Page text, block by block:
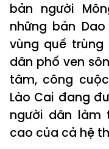
bản người
những bản
vùng quế
dân phố ven
tâm, công
Lào Cai đang
người dân làm
cao của cả hệ